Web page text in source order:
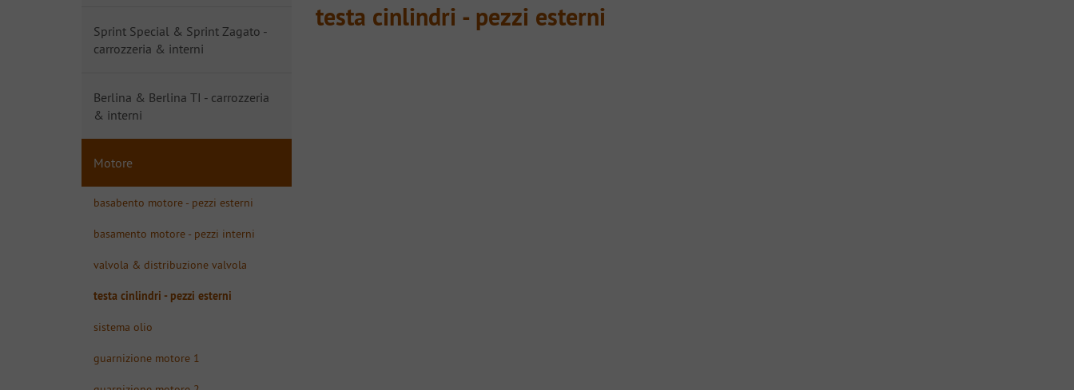
testa cinlindri - pezzi esterni
Sprint Special & Sprint Zagato -
carrozzeria & interni
Berlina & Berlina TI - carrozzeria
& interni
Motore
basabento motore - pezzi esterni
basamento motore - pezzi interni
valvola & distribuzione valvola
testa cinlindri - pezzi esterni
sistema olio
guarnizione motore 1